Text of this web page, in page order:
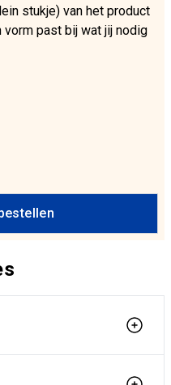
stukje) van het product
past bij wat jij nodig